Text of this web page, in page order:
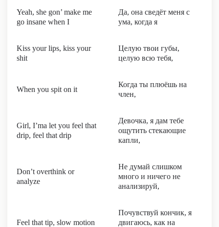
Yeah, she gon’ make me
go insane when I
Да, она сведёт меня с
ума, когда я
Kiss your lips, kiss your
shit
Целую твои губы,
целую всю тебя,
When you spit on it
Когда ты плюёшь на
член,
Girl, I’ma let you feel that
drip, feel that drip
Девочка, я дам тебе
ощутить стекающие
капли,
Don’t overthink or
analyze
Не думай слишком
много и ничего не
анализируй,
Feel that tip, slow motion
Почувствуй кончик, я
двигаюсь, как на